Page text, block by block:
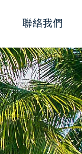
聯絡我們